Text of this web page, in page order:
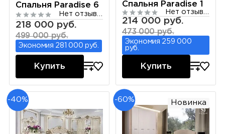
Спальня Paradise 6
218 000 руб.
499 000 руб.
Экономия 281 000 руб.
Купить
Спальня Paradise 1
214 000 руб.
473 000 руб.
Экономия 259 000
руб.
Купить
-40% -60% Новинка